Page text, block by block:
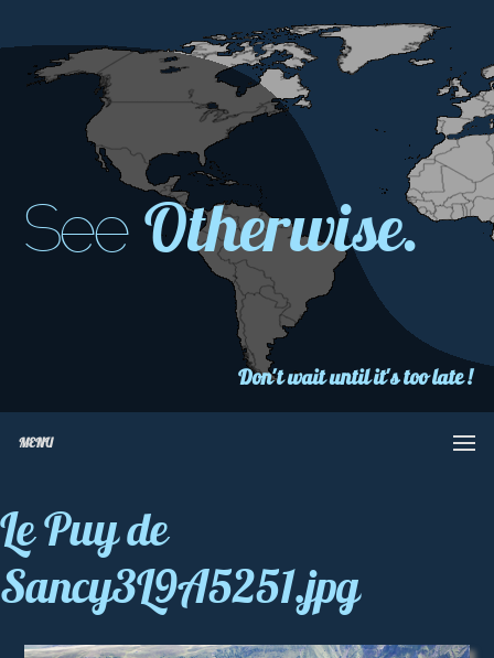
See Otherwise.
Don't wait until it's too late !
MENU
Le Puy de
Sancy3L9A5251.jpg